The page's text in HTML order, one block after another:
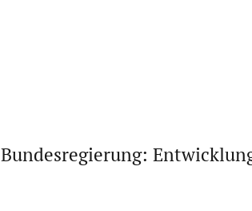
Bundesregierung: